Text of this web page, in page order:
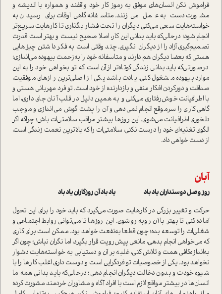
فراموش نکن انسان‌های موفق به رموز کار خود واقفند و همواره با اندیشه و
مشورت دست به عمل می‌‌زنند. متاسفانه گاهی‌اوقات برای رسیدن به
خواسته‌هایت سعی می‌کنی دیگران را تحت فشار بگذاری تا کارهایت سریع‌تر
انجام شود؛ درحالی‌که باید بدانی این کار، اصلا صحیح نیست و بهتر است قدرت
تصمیم‌گیری آزاد را از دیگران نگیری. چند وقتی است به فکر داشتن چیزهایی
هستی که بعضا دیگران هم دارند و متاسفانه خود را به‌زحمت بیهوده می‌اندازی؛
درصورتی‌که باید بدانی زندگی کوتاه‌تر از آن است که تو بخواهی خود را به این
موارد بیهوده مشغول کنی. یادت باشد یکی از اصلی‌ترین رازهای موفقیت،
صداقت و دورکردن افکار منفی و بازدارنده از خود است. تو فرد مهربانی هستی و
با اطرافیانت خوش‌رفتاری می‌کنی و به همین دلیل در قلب آنان جای داری، اما
گاهی کاری را سرموقع انجام نمی‌دهی و آن را پشت گوش می‌اندازی و موجب
دلخوری اطرافیانت می‌شوی. این روزها بیشتر مراقب سلامتی‌ات باش؛ چراکه اگر
الگوی تغذیه‌ای خود را درست نکنی، سلامتی‌ات را که بالاترین نعمت زندگی است،
از دست خواهی داد.
آبان
روز وصل دوستداران یاد باد یاد باد آن روزگاران یاد باد
حرکت و تغییر بزرگی در کارهایت صورت می‌گیرد که باید خود را برای این تحول
آماده کنی تا بهتر با آن روبه‌رو شوی. این روزها تا می‌توانی روابط اجتماعی و
شغلی‌ات را توسعه بده؛ چون قطعا به‌نفعت خواهد بود. ممکن است برای کاری
که می‌خواهی انجام بدهی، مانعی پیش‌رویت قرار بگیرد، اما نگران نباش؛ چون اگر
به‌اندازه‌کافی همت و تلاش کنی، غلبه بر آن و دستیابی به خواسته‌هایت دشوار
نخواهد بود. یکی از خصوصیات تو فردگرایی است و دوست داری اغلب کارها را با
شیوه خودت و بدون دخالت دیگران انجام دهی؛ درحالی‌که باید بدانی همه ما
انسان‌ها در بیشتر مواقع لازم است با افراد آگاه و مشاوران خردمند مشورت کرده